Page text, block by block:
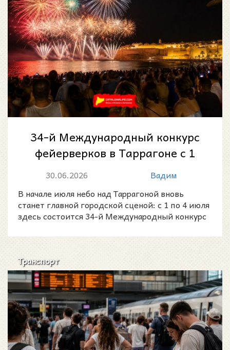
34-й Международный конкурс
фейерверков в Таррагоне с 1
по 4 июля 2026 года
30.06.2026
Вадим
В начале июля небо над Таррагоной вновь
станет главной городской сценой: с 1 по 4 июля
здесь состоится 34-й Международный конкурс
Транспорт